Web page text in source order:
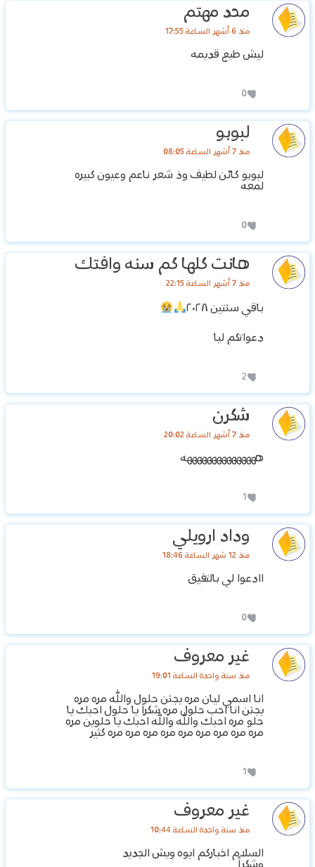
محد مهتم
منذ 6 أشهر الساعة 17:55
ليش طبع قديمه
0
لبوبو
منذ 7 أشهر الساعة 08:05
لبوبو كائن لطيف وذ شعر ناعم وعيون كبيره
لمعه
0
هانت كلها كم سنه وافتك
منذ 7 أشهر الساعة 22:15
باقي سنتين ٢٠٢٨
دعواتكم ليا
2
شكرن
منذ 7 أشهر الساعة 20:02
هههههههههههههههه
1
وداد ارويلي
منذ 12 شهر الساعة 18:46
اادعوا لي بالتفيق
0
غير معروف
منذ سنة واحدة الساعة 19:01
انا اسمي ليان مره يجنن حلول والله مره مره
يجنن انا احب حلول مره شكرا يا حلول احبك يا
حلو مره احبك والله والله احبك يا حلوين مره
مره مره مره مره مره مره مره مره مره كثير
1
غير معروف
منذ سنة واحدة الساعة 10:44
السلام اخباركم ايوه ويش الجديد